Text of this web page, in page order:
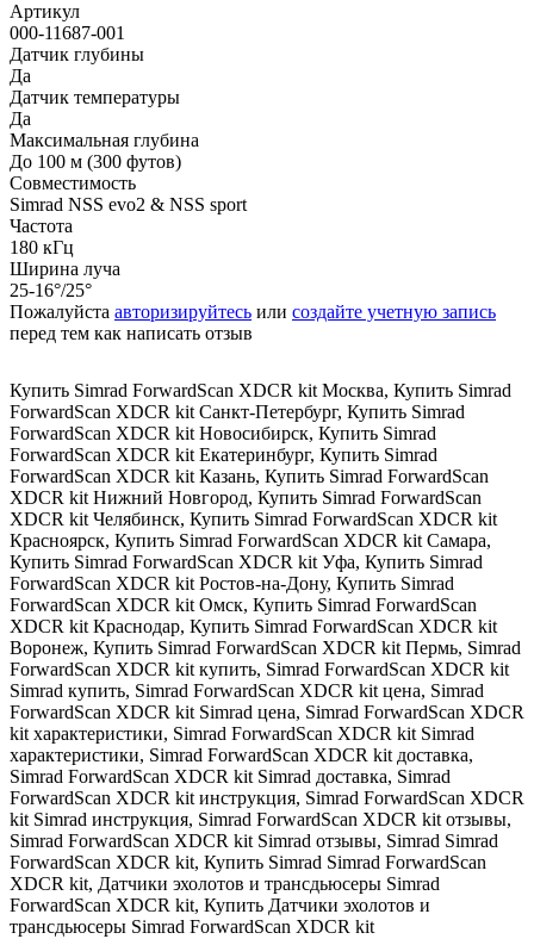
Артикул
000-11687-001
Датчик глубины
Да
Датчик температуры
Да
Максимальная глубина
До 100 м (300 футов)
Совместимость
Simrad NSS evo2 & NSS sport
Частота
180 кГц
Ширина луча
25-16°/25°
Пожалуйста авторизируйтесь или создайте учетную запись
перед тем как написать отзыв
Купить Simrad ForwardScan XDCR kit Москва, Купить Simrad
ForwardScan XDCR kit Санкт-Петербург, Купить Simrad
ForwardScan XDCR kit Новосибирск, Купить Simrad
ForwardScan XDCR kit Екатеринбург, Купить Simrad
ForwardScan XDCR kit Казань, Купить Simrad ForwardScan
XDCR kit Нижний Новгород, Купить Simrad ForwardScan
XDCR kit Челябинск, Купить Simrad ForwardScan XDCR kit
Красноярск, Купить Simrad ForwardScan XDCR kit Самара,
Купить Simrad ForwardScan XDCR kit Уфа, Купить Simrad
ForwardScan XDCR kit Ростов-на-Дону, Купить Simrad
ForwardScan XDCR kit Омск, Купить Simrad ForwardScan
XDCR kit Краснодар, Купить Simrad ForwardScan XDCR kit
Воронеж, Купить Simrad ForwardScan XDCR kit Пермь, Simrad
ForwardScan XDCR kit купить, Simrad ForwardScan XDCR kit
Simrad купить, Simrad ForwardScan XDCR kit цена, Simrad
ForwardScan XDCR kit Simrad цена, Simrad ForwardScan XDCR
kit характеристики, Simrad ForwardScan XDCR kit Simrad
характеристики, Simrad ForwardScan XDCR kit доставка,
Simrad ForwardScan XDCR kit Simrad доставка, Simrad
ForwardScan XDCR kit инструкция, Simrad ForwardScan XDCR
kit Simrad инструкция, Simrad ForwardScan XDCR kit отзывы,
Simrad ForwardScan XDCR kit Simrad отзывы, Simrad Simrad
ForwardScan XDCR kit, Купить Simrad Simrad ForwardScan
XDCR kit, Датчики эхолотов и трансдьюсеры Simrad
ForwardScan XDCR kit, Купить Датчики эхолотов и
трансдьюсеры Simrad ForwardScan XDCR kit